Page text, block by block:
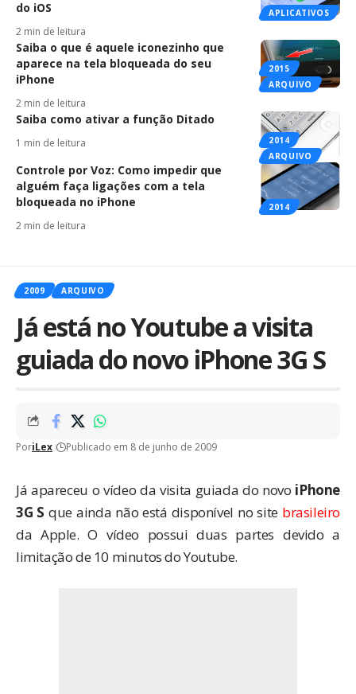
APLICATIVOS
do iOS
2 min de leitura
2015
ARQUIVO
Saiba o que é aquele iconezinho que
aparece na tela bloqueada do seu
iPhone
2 min de leitura
2014
ARQUIVO
Saiba como ativar a função Ditado
1 min de leitura
2014
Controle por Voz: Como impedir que
alguém faça ligações com a tela
bloqueada no iPhone
2 min de leitura
2009 ARQUIVO
Já está no Youtube a visita
guiada do novo iPhone 3G S
PoriLex Publicado em 8 de junho de 2009
Já apareceu o vídeo da visita guiada do novo iPhone
3G S que ainda não está disponível no site brasileiro
da Apple. O vídeo possui duas partes devido a
limitação de 10 minutos do Youtube.